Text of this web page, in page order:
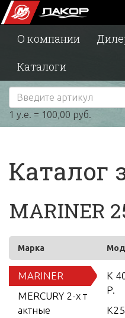
О компании
Каталоги
1 у.е. = 100,00 руб.
Каталог
MARINER
Марка
MARINER
MERCURY 2-х т
актные
K
P.
K25